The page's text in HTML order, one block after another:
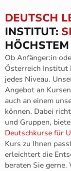
DEUTSCH
INSTITUT:
Ob Anfänger:in
Österreich Institut
jedes Niveau.
Angebot an
auch an einem
können. Dabei
und Gruppen,
Deutschkurse für
Kurs zu Ihnen
erleichtert die
beraten Sie gerne.